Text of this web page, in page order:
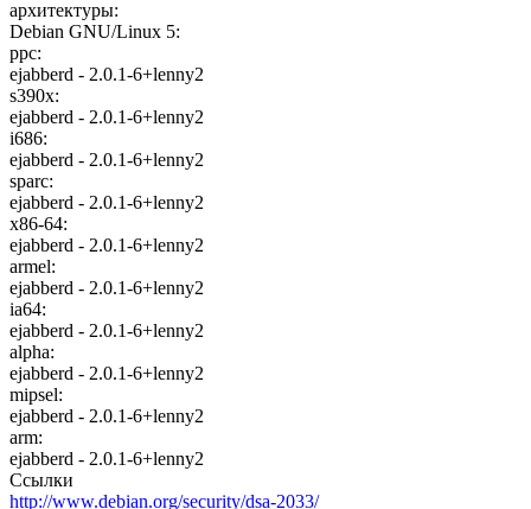
архитектуры:
Debian GNU/Linux 5:
ppc:
ejabberd - 2.0.1-6+lenny2
s390x:
ejabberd - 2.0.1-6+lenny2
i686:
ejabberd - 2.0.1-6+lenny2
sparc:
ejabberd - 2.0.1-6+lenny2
x86-64:
ejabberd - 2.0.1-6+lenny2
armel:
ejabberd - 2.0.1-6+lenny2
ia64:
ejabberd - 2.0.1-6+lenny2
alpha:
ejabberd - 2.0.1-6+lenny2
mipsel:
ejabberd - 2.0.1-6+lenny2
arm:
ejabberd - 2.0.1-6+lenny2
Ссылки
http://www.debian.org/security/dsa-2033/